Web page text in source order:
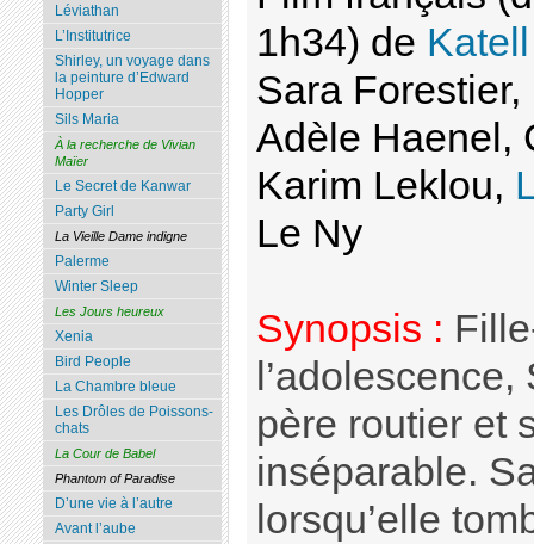
1h34) de
Sara
Adèle Haenel,
Karim Leklou,
Le Ny
Synopsis :
père routier et
inséparable.
lorsqu’elle
Léviathan
L’Institutrice
Shirley, un voyage dans
la peinture d’Edward
Hopper
Sils Maria
À la recherche de Vivian
Maïer
Le Secret de Kanwar
Party Girl
La Vieille Dame indigne
Palerme
Winter Sleep
Les Jours heureux
Xenia
Bird People
La Chambre bleue
Les Drôles de Poissons-
chats
La Cour de Babel
Phantom of Paradise
D’une vie à l’autre
Avant l’aube